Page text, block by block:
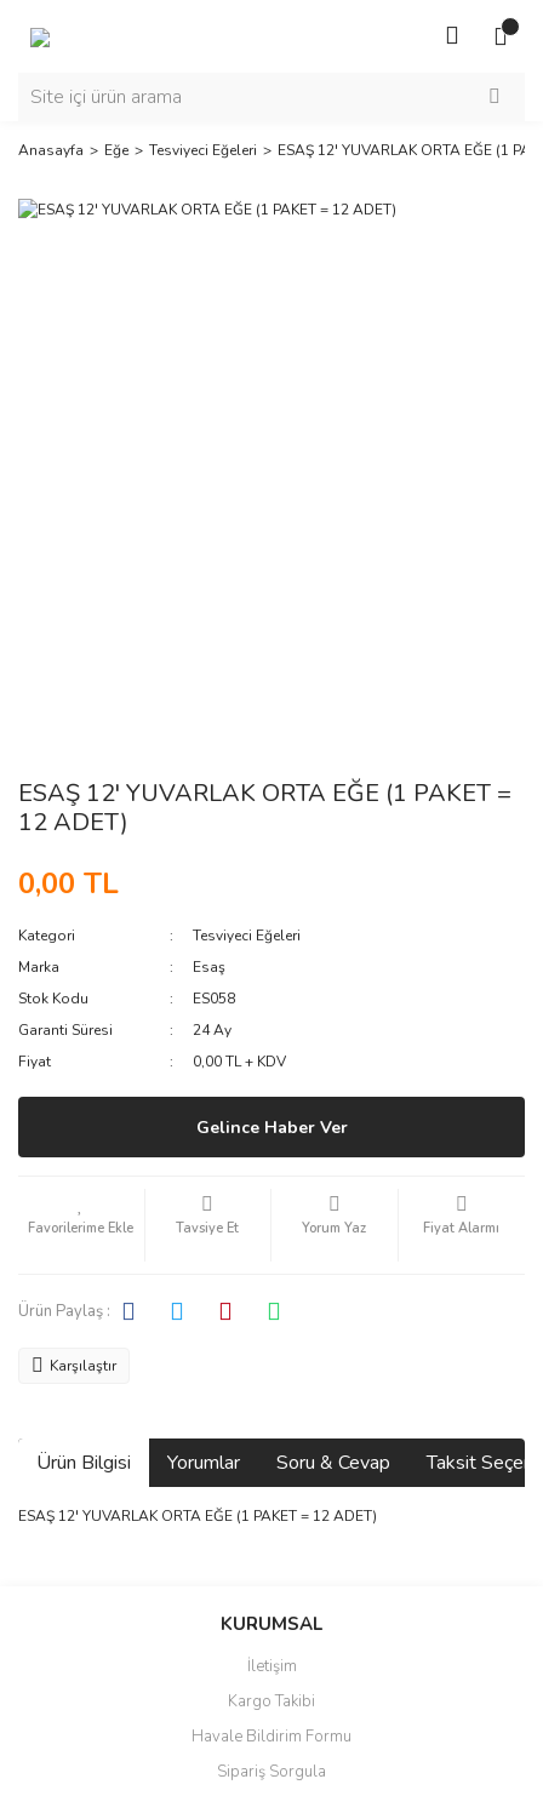
Anasayfa Eğe Tesviyeci Eğeleri ESAŞ 12' YUVARLAK ORTA EĞE (1
ESAŞ 12' YUVARLAK ORTA EĞE (1 PAKET =
12 ADET)
0,00 TL
Kategori
Tesviyeci Eğeleri
Marka
Esaş
Stok Kodu
ES058
Garanti Süresi
24 Ay
Fiyat
0,00 TL + KDV
Gelince Haber Ver
Tavsiye Et Yorum Yaz Fiyat Alarmı
Ürün Paylaş :
Karşılaştır
Ürün Bilgisi Yorumlar Soru & Cevap Taksit
ESAŞ 12' YUVARLAK ORTA EĞE (1 PAKET = 12 ADET)
Bu ürüne ilk yorumu siz yapın!
Ürün hakkında henüz soru sorulmamış.
Ürün resmi kalitesiz, bozuk veya görüntülenemiyor.
Ürün açıklamasında eksik bilgiler bulunuyor.
Ürün bilgilerinde hatalar bulunuyor.
KURUMSAL
İletişim
Kargo Takibi
Havale Bildirim Formu
Sipariş Sorgula